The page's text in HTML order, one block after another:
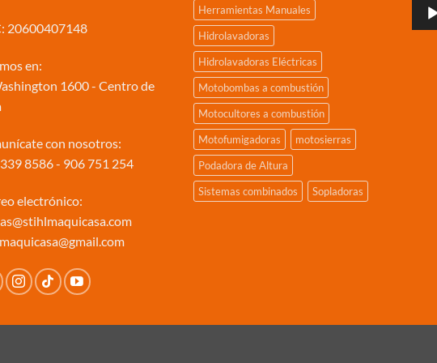
20600407148
en:
1600 - Centro de
con nosotros:
8586 - 906 751 254
electrónico:
Herramientas Manuales
Hidrolavadoras
Hidrolavadoras Eléctricas
Motobombas a combustión
Motocultores a combustión
Motofumigadoras
motosierras
Podadora de Altura
Sistemas combinados
Sopladoras